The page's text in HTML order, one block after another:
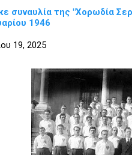
συναυλία της "Χορωδία
1946
19, 2025